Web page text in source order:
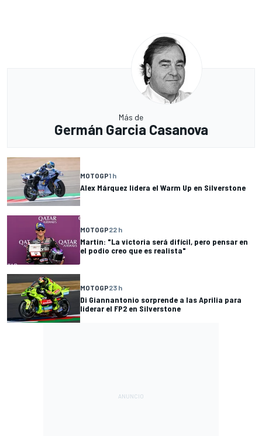
Más de
Germán Garcia Casanova
MOTOGP1 h
Alex Márquez lidera el Warm Up en Silverstone
MOTOGP22 h
Martin: "La victoria será difícil, pero pensar en
el podio creo que es realista"
MOTOGP23 h
Di Giannantonio sorprende a las Aprilia para
liderar el FP2 en Silverstone